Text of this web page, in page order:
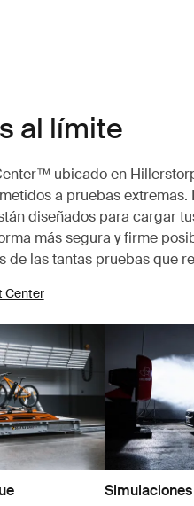
al límite
ubicado en
a pruebas extremas.
diseñados para cargar
más segura y firme
de las tantas pruebas que
Center